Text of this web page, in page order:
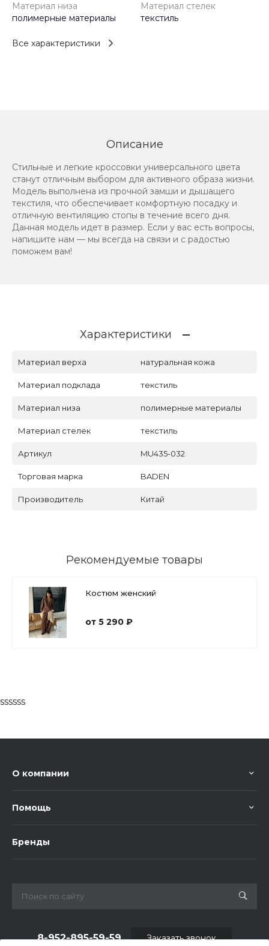
Материал низа
полимерные материалы
Материал стелек
текстиль
Все характеристики
Описание
Стильные и легкие кроссовки универсального цвета
станут отличным выбором для активного образа жизни.
Модель выполнена из прочной замши и дышащего
текстиля, что обеспечивает комфортную посадку и
отличную вентиляцию стопы в течение всего дня.
Данная модель идет в размер. Если у вас есть вопросы,
напишите нам — мы всегда на связи и с радостью
поможем вам!
Характеристики
Материал верха натуральная кожа
Материал подклада текстиль
Материал низа полимерные материалы
Материал стелек текстиль
Артикул MU435-032
Торговая марка BADEN
Производитель Китай
Рекомендуемые товары
Костюм женский
от 5 290 ₽
ssssss
О компании
Помощь
Бренды
8-952-895-59-59 Заказать звонок